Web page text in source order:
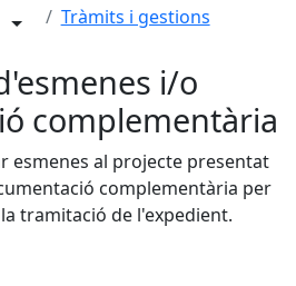
Tràmits i gestions
i/o
complementària
esmenes al projecte presentat
complementària per
tramitació de l'expedient.